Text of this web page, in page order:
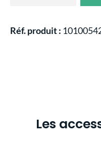
Réf. produit :
Les